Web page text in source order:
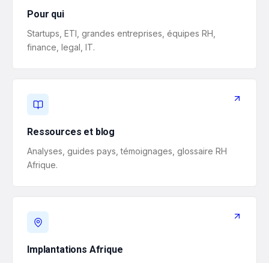
Pour qui
Startups, ETI, grandes entreprises, équipes RH,
finance, legal, IT.
Ressources et blog
Analyses, guides pays, témoignages, glossaire RH
Afrique.
Implantations Afrique